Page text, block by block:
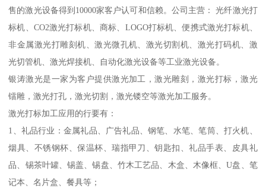
售的激光设备得到10000家客户认可和信赖。公司主营： 光纤激光打
标机、CO2激光打标机、商标、LOGO打标机、便携式激光打标机、
非金属激光打雕刻机、激光微孔机、激光切割机、激光打码机、激
光切管机、激光焊接机、自动化激光设备等工业激光设备。
银涛激光是一家为客户提供激光加工，激光雕刻，激光打标，激光
镭雕，激光打孔，激光切割，激光镂空等激光加工服务。
激光打标加工应用的行要有：
1、礼品行业：金属礼品、广告礼品、钢笔、水笔、笔筒、打火机、
烟具、不锈钢杯、保温杯、瑞指甲刀、钥匙扣、礼品手表、皮具礼
品、锡茶叶罐、锡盖、锡盘、竹木工艺品、木盒、木像框、U盘、笔
记本、名片盒、餐具等；